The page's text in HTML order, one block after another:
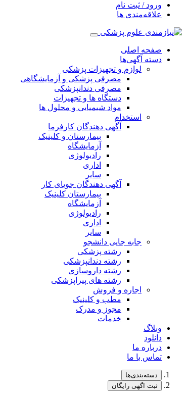
ورود / ثبت نام
علاقه‌مندی ها
صفحه اصلی
دسته آگهی‌ها
لوازم و تجهیزات پزشکی
مصرفی پزشکی و آزمایشگاهی
مصرفی دندانپزشکی
دستگاه ها و تجهیزات
مواد شیمیایی و محلول ها
استخدام
آگهی دهندگان کارفرما
بیمارستان و کلینیک
آزمایشگاه
رادیولوژی
اداری
سایر
آگهی دهندگان جویای کار
بیمارستان کلینیک
آزمایشگاه
رادیولوژی
اداری
سایر
جابه جایی دانشجو
رشته پزشکی
رشته دندانپزشکی
رشته داروسازی
رشته های پیراپزشکی
اجاره و فروش
مطب و کلینیک
مجوز و مدرک
خدمات
وبلاگ
دانلود
درباره ما
تماس با ما
دسته‌بندی‌ها
ثبت اگهی رایگان